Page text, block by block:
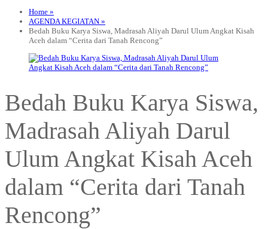
Home »
AGENDA KEGIATAN »
Bedah Buku Karya Siswa, Madrasah Aliyah Darul Ulum Angkat Kisah
Aceh dalam “Cerita dari Tanah Rencong”
Bedah Buku Karya Siswa,
Madrasah Aliyah Darul
Ulum Angkat Kisah Aceh
dalam “Cerita dari Tanah
Rencong”